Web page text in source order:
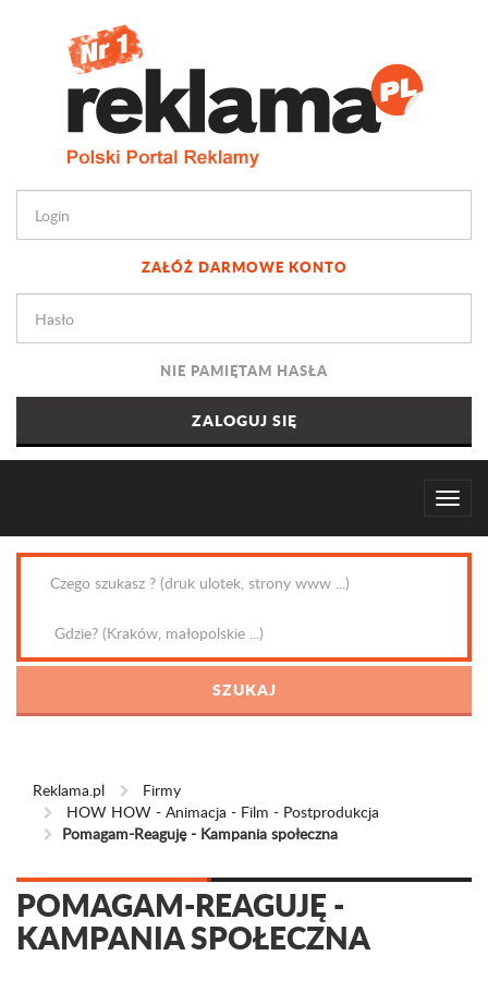
ZAŁÓŻ DARMOWE KONTO
NIE PAMIĘTAM HASŁA
Reklama.pl
Firmy
HOW HOW - Animacja - Film - Postprodukcja
Pomagam-Reaguję - Kampania społeczna
POMAGAM-REAGUJĘ -
KAMPANIA SPOŁECZNA